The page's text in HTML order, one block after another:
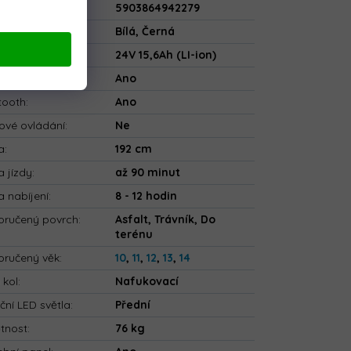
5903864942279
:
Bílá, Černá
24V 15,6Ah (LI-ion)
Ano
:
Ano
ovládání:
Ne
:
192 cm
jízdy:
až 90 minut
nabíjení:
8 - 12 hodin
povrch:
Asfalt, Trávník, Do
terénu
věk: 10,11,12,13,14
kol:
Nafukovací
LED světla:
Přední
:
76 kg